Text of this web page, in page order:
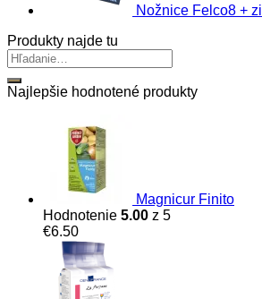
Nožnice Felco8 +
Produkty najde tu
Najlepšie hodnotené produkty
Magnicur Finito
Hodnotenie 5.00 z 5
€6.50